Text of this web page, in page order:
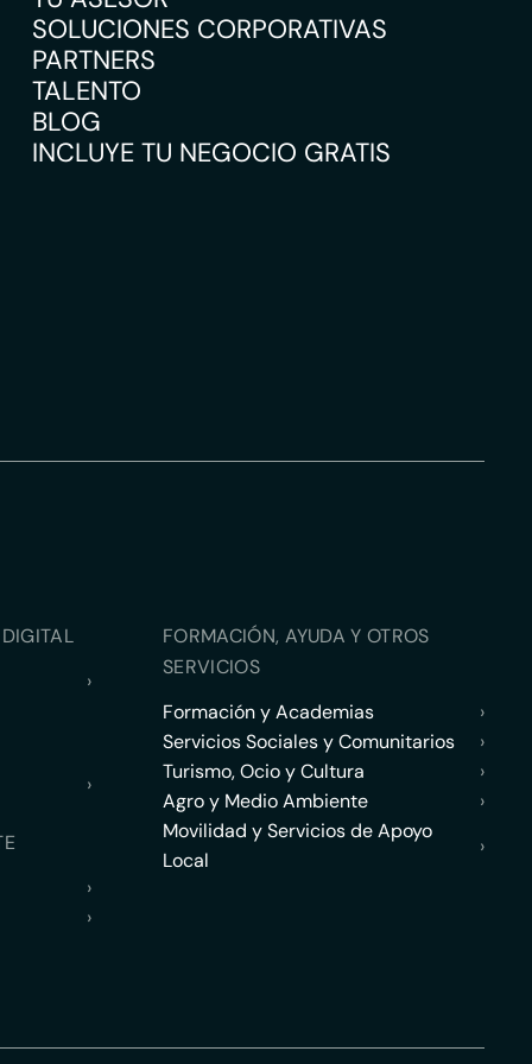
SOLUCIONES CORPORATIVAS
PARTNERS
TALENTO
BLOG
INCLUYE TU NEGOCIO GRATIS
›
›
›
›
FORMACIÓN, AYUDA Y OTROS
SERVICIOS
Formación y Academias
›
Servicios Sociales y Comunitarios
›
Turismo, Ocio y Cultura
›
Agro y Medio Ambiente
›
Movilidad y Servicios de Apoyo
Local
›